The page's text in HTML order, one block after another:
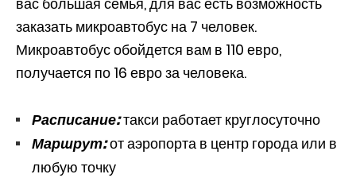
заказать микроавтобус на 7 человек.
Микроавтобус обойдется вам в 110 евро,
получается по 16 евро за человека.
Расписание:такси работает круглосуточно
Маршрут:от аэропорта в центр города или в
любую точку